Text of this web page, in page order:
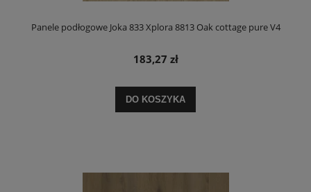
Panele podłogowe Joka 833 Xplora 8813 Oak cottage pure V4
183,27 zł
DO KOSZYKA